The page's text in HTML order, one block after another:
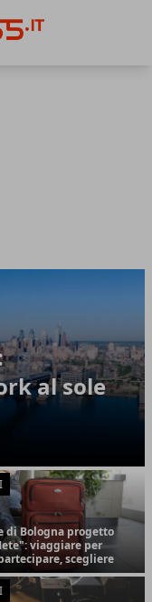
al sole
di Bologna progetto
viaggiare per
scegliere